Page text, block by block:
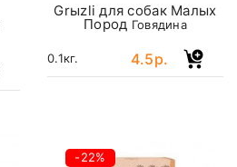
Grыzli для собак Малых
Пород Говядина
0.1кг. 4.5р.
-22%